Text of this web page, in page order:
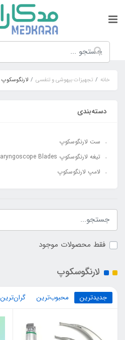
خانه تجهیزات بیهوشی و تنفسی لارنگوسکوپ
دسته‌بندی
ست لارنگوسکوپ
تیغه لارنگوسکوپ Laryngoscope Blades
لامپ لارنگوسکوپ
فقط محصولات موجود
لارنگوسکوپ
جدیدترین محبوب‌ترین گران‌ترین